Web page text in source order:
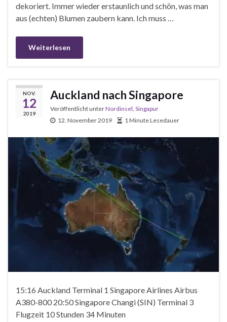
dekoriert. Immer wieder erstaunlich und schön, was man
aus (echten) Blumen zaubern kann. Ich muss …
Weiterlesen
NOV.
12
2019
Auckland nach Singapore
Veröffentlicht unterNordinsel Singapur
12. November 2019
1 Minute Lesedauer
15:16 Auckland Terminal 1 Singapore Airlines Airbus
A380-800 20:50 Singapore Changi (SIN) Terminal 3
Flugzeit 10 Stunden 34 Minuten